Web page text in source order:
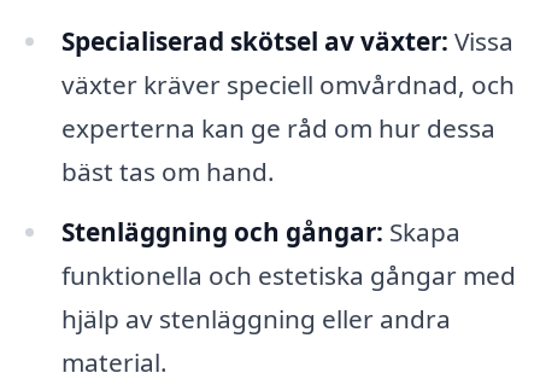
Specialiserad skötsel av växter: Vissa
växter kräver speciell omvårdnad, och
experterna kan ge råd om hur dessa
bäst tas om hand.
Stenläggning och gångar: Skapa
funktionella och estetiska gångar med
hjälp av stenläggning eller andra
material.